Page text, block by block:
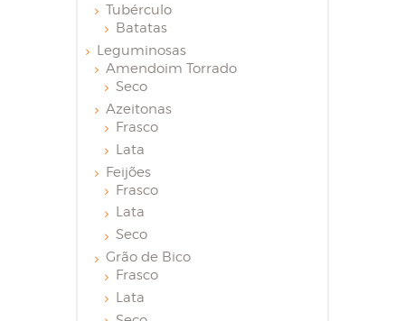
Tubérculo
Batatas
Leguminosas
Amendoim Torrado
Seco
Azeitonas
Frasco
Lata
Feijões
Frasco
Lata
Seco
Grão de Bico
Frasco
Lata